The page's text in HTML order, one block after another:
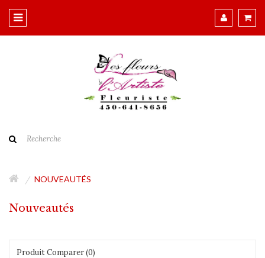
NOUVEAUTÉS
Nouveautés
Produit Comparer (0)